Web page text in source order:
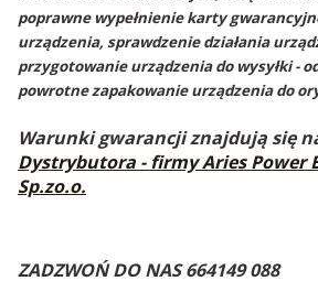
poprawne wypełnienie karty
urządzenia, sprawdzenie działania
przygotowanie urządzenia do wysyłki -
powrotne zapakowanie urządzenia do
Warunki gwarancji znajdują się
Dystrybutora - firmy Aries Power
Sp.zo.o.
ZADZWOŃ DO NAS 664149 088